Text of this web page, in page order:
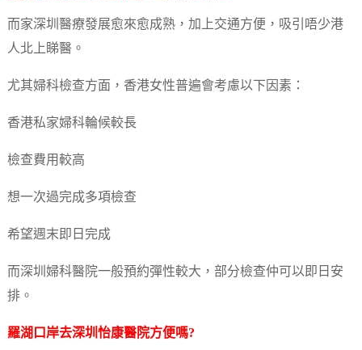
而家深圳醫療發展愈來愈成熟，加上交通方便，吸引唔少港
人北上睇醫。
尤其婦科檢查方面，香港女性普遍會考慮以下因素：
香港私家婦科輪候較長
檢查費用較高
想一次過完成多項檢查
希望週末即日完成
而深圳婦科醫院一般預約彈性較大，部分檢查仲可以即日安
排。
羅湖口岸去深圳怡康醫院方便嗎?